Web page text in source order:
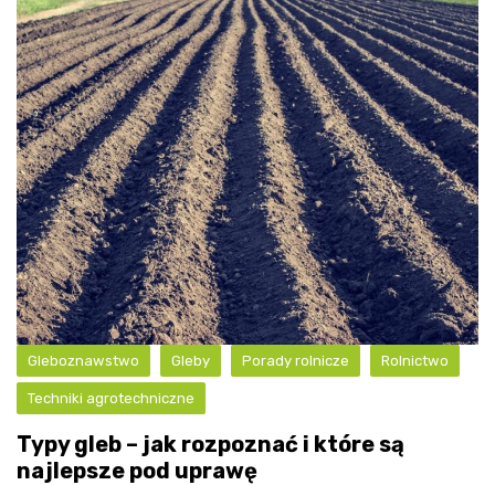
Gleboznawstwo Gleby Porady rolnicze Rolnictwo
Techniki agrotechniczne
Typy gleb – jak rozpoznać i które są
najlepsze pod uprawę